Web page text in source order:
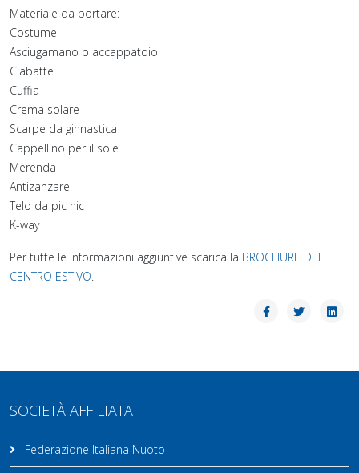
Materiale da portare:
Costume
Asciugamano o accappatoio
Ciabatte
Cuffia
Crema solare
Scarpe da ginnastica
Cappellino per il sole
Merenda
Antizanzare
Telo da pic nic
K-way
Per tutte le informazioni aggiuntive scarica la BROCHURE DEL
CENTRO ESTIVO.
SOCIETÀ AFFILIATA
Federazione Italiana Nuoto